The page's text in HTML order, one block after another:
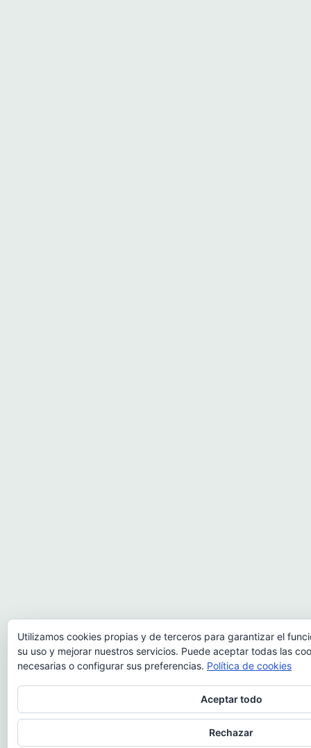
Utilizamos cookies propias y de terceros para garantizar el
su uso y mejorar nuestros servicios. Puede aceptar todas las
necesarias o configurar sus preferencias. Política de cookies
Aceptar todo
Rechazar